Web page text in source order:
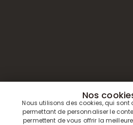
Nos
Nous utilisons des cookies, qui sont
permettant de personnaliser le
permettent de vous offrir la